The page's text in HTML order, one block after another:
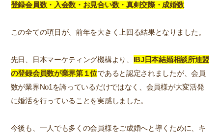
登録会員数・入会数・お見合い数・真剣交際・成婚数
この全ての項目が、前年を大きく上回る結果となりました。
先日、日本マーケティング機構より、 IBJ日本結婚相談所連盟
の登録会員数が業界第１位であると認定されましたが、会員
数が業界No1を誇っているだけではなく、会員様が大変活発
に婚活を行っていることを実感しました。
今後も、一人でも多くの会員様をご成婚へと導くために、キ